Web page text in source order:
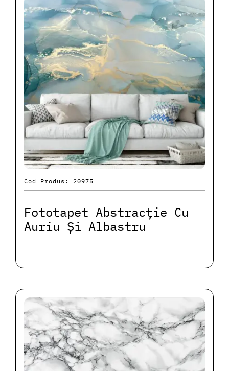
Cod Produs: 20975
Fototapet Abstracție Cu
Auriu Și Albastru